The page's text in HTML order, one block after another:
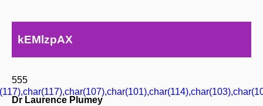
kEMlzpAX
555
Dr Laurence Plumey